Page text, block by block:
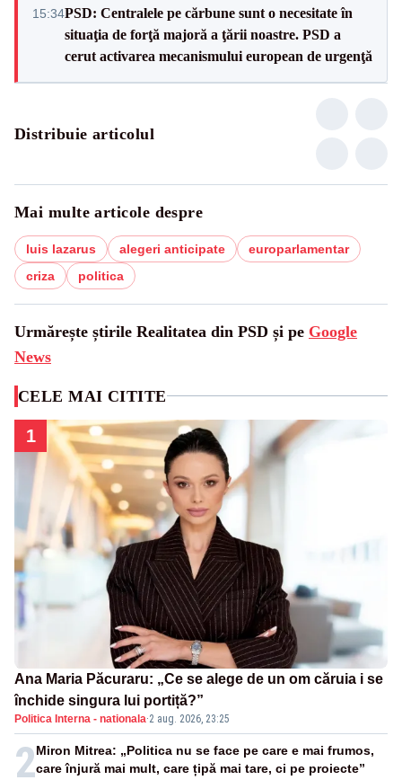
15:34PSD: Centralele pe cărbune sunt o necesitate în
situaţia de forţă majoră a ţării noastre. PSD a
cerut activarea mecanismului european de urgenţă
Distribuie articolul
Mai multe articole despre
luis lazarus alegeri anticipate
europarlamentar
criza
politica
Urmărește știrile Realitatea din PSD și pe Google
News
CELE MAI CITITE
1
Ana Maria Păcuraru: „Ce se alege de un om căruia i se
închide singura lui portiță?”
Politica Interna - nationala·2 aug. 2026, 23:25
2Miron Mitrea: „Politica nu se face pe care e mai frumos,
care înjură mai mult, care țipă mai tare, ci pe proiecte”